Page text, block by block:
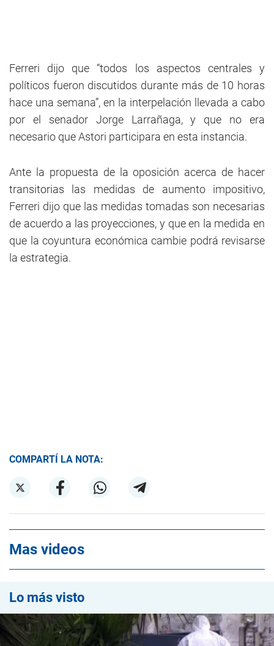
Ferreri dijo que “todos los aspectos centrales y
políticos fueron discutidos durante más de 10 horas
hace una semana”, en la interpelación llevada a cabo
por el senador Jorge Larrañaga, y que no era
necesario que Astori participara en esta instancia.
Ante la propuesta de la oposición acerca de hacer
transitorias las medidas de aumento impositivo,
Ferreri dijo que las medidas tomadas son necesarias
de acuerdo a las proyecciones, y que en la medida en
que la coyuntura económica cambie podrá revisarse
la estrategia.
COMPARTÍ LA NOTA:
Mas videos
Lo más visto